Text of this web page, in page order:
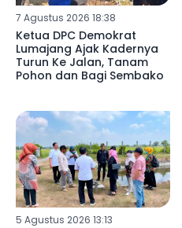
7 Agustus 2026 18:38
Ketua DPC Demokrat
Lumajang Ajak Kadernya
Turun Ke Jalan, Tanam
Pohon dan Bagi Sembako
5 Agustus 2026 13:13